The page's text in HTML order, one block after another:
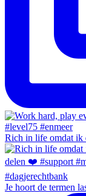
Rich in life omdat ik
Je hoort de termen